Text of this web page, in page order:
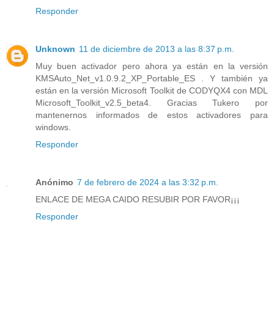
Responder
Unknown 11 de diciembre de 2013 a las 8:37 p.m.
Muy buen activador pero ahora ya están en la versión
KMSAuto_Net_v1.0.9.2_XP_Portable_ES . Y también ya
están en la versión Microsoft Toolkit de CODYQX4 con MDL
Microsoft_Toolkit_v2.5_beta4. Gracias Tukero por
mantenernos informados de estos activadores para
windows.
Responder
Anónimo 7 de febrero de 2024 a las 3:32 p.m.
ENLACE DE MEGA CAIDO RESUBIR POR FAVOR¡¡¡
Responder